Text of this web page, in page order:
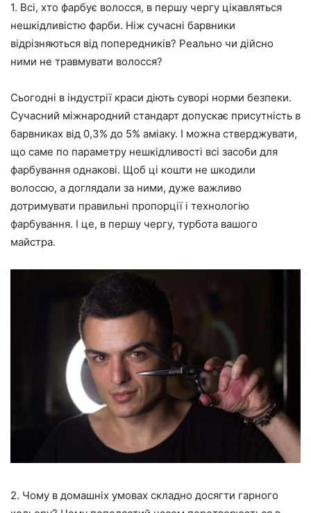
1. Всі, хто фарбує волосся, в першу чергу цікавляться
нешкідливістю фарби. Ніж сучасні барвники
відрізняються від попередників? Реально чи дійсно
ними не травмувати волосся?
Сьогодні в індустрії краси діють суворі норми безпеки.
Сучасний міжнародний стандарт допускає присутність в
барвниках від 0,3% до 5% аміаку. І можна стверджувати,
що саме по параметру нешкідливості всі засоби для
фарбування однакові. Щоб ці кошти не шкодили
волоссю, а доглядали за ними, дуже важливо
дотримувати правильні пропорції і технологію
фарбування. І це, в першу чергу, турбота вашого
майстра.
2. Чому в домашніх умовах складно досягти гарного